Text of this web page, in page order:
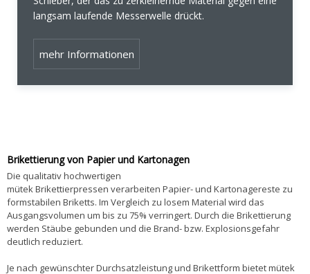
langsam laufende Messerwelle drückt.
mehr Informationen
Brikettierung von Papier und Kartonagen
Die qualitativ hochwertigen
mütek Brikettierpressen verarbeiten Papier- und Kartonagereste zu
formstabilen Briketts. Im Vergleich zu losem Material wird das
Ausgangsvolumen um bis zu 75% verringert. Durch die Brikettierung
werden Stäube gebunden und die Brand- bzw. Explosionsgefahr
deutlich reduziert.
Je nach gewünschter Durchsatzleistung und Brikettform bietet mütek